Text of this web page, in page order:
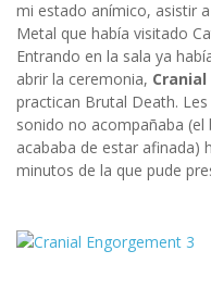
mi estado anímico, asistir
Metal que había visitado
Entrando en la sala ya
abrir la ceremonia,
practican Brutal Death.
sonido no acompañaba
acababa de estar afinada)
minutos de la que pude